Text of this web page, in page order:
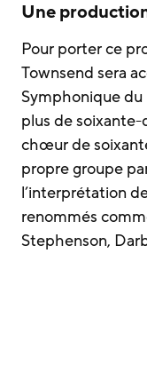
Une
Pour porter ce
Townsend sera
Symphonique du
plus de soixante-
chœur de
propre groupe
l’interprétation
renommés
Stephenson,